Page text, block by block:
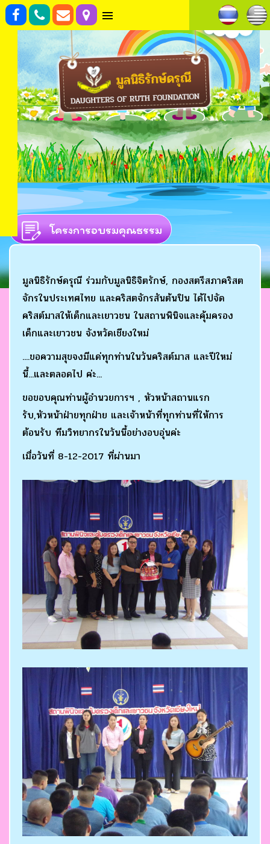
โครงการอบรมคุณธรรม
มูลนิธิรักษ์ดรุณี ร่วมกับมูลนิธิจิตรักษ์, กองสตรีสภาคริสต
จักรในประเทศไทย และคริสตจักรสันต้นปิน ได้ไปจัด
คริสต์มาสให้เด็กและเยาวชน ในสถานพินิจและคุ้มครอง
เด็กและเยาวชน จังหวัดเชียงใหม่
....ขอความสุขจงมีแด่ทุกท่านในวันคริสต์มาส และปีใหม่
นี้...และตลอดไป ค่ะ...
ขอขอบคุณท่านผู้อำนวยการฯ , หัวหน้าสถานแรก
รับ,หัวหน้าฝ่ายทุกฝ่าย และเจ้าหน้าที่ทุกท่านที่ให้การ
ต้อนรับ ทีมวิทยากรในวันนี้อย่างอบอุ่นค่ะ
เมื่อวันที่ 8-12-2017 ที่ผ่านมา